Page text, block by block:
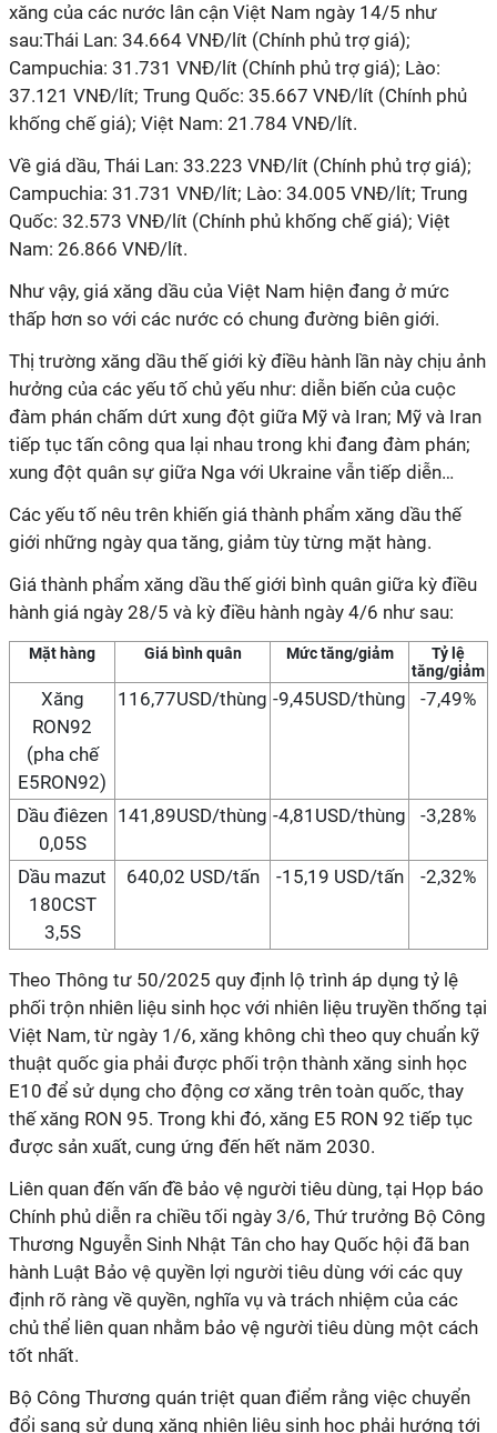
xăng của các nước lân cận Việt Nam ngày 14/5 như
sau:Thái Lan: 34.664 VNĐ/lít (Chính phủ trợ giá);
Campuchia: 31.731 VNĐ/lít (Chính phủ trợ giá); Lào:
37.121 VNĐ/lít; Trung Quốc: 35.667 VNĐ/lít (Chính phủ
khống chế giá); Việt Nam: 21.784 VNĐ/lít.
Về giá dầu, Thái Lan: 33.223 VNĐ/lít (Chính phủ trợ giá);
Campuchia: 31.731 VNĐ/lít; Lào: 34.005 VNĐ/lít; Trung
Quốc: 32.573 VNĐ/lít (Chính phủ khống chế giá); Việt
Nam: 26.866 VNĐ/lít.
Như vậy, giá xăng dầu của Việt Nam hiện đang ở mức
thấp hơn so với các nước có chung đường biên giới.
Thị trường xăng dầu thế giới kỳ điều hành lần này chịu ảnh
hưởng của các yếu tố chủ yếu như: diễn biến của cuộc
đàm phán chấm dứt xung đột giữa Mỹ và Iran; Mỹ và Iran
tiếp tục tấn công qua lại nhau trong khi đang đàm phán;
xung đột quân sự giữa Nga với Ukraine vẫn tiếp diễn…
Các yếu tố nêu trên khiến giá thành phẩm xăng dầu thế
giới những ngày qua tăng, giảm tùy từng mặt hàng.
Giá thành phẩm xăng dầu thế giới bình quân giữa kỳ điều
hành giá ngày 28/5 và kỳ điều hành ngày 4/6 như sau:
Mặt hàng Giá bình quân Mức tăng/giảm
Tỷ lệ
tăng/giảm
Xăng
RON92
(pha chế
E5RON92)
116,77USD/thùng -9,45USD/thùng -7,49%
Dầu điêzen
0,05S
141,89USD/thùng -4,81USD/thùng -3,28%
Dầu mazut
180CST
3,5S
640,02 USD/tấn -15,19 USD/tấn -2,32%
Theo Thông tư 50/2025 quy định lộ trình áp dụng tỷ lệ
phối trộn nhiên liệu sinh học với nhiên liệu truyền thống tại
Việt Nam, từ ngày 1/6, xăng không chì theo quy chuẩn kỹ
thuật quốc gia phải được phối trộn thành xăng sinh học
E10 để sử dụng cho động cơ xăng trên toàn quốc, thay
thế xăng RON 95. Trong khi đó, xăng E5 RON 92 tiếp tục
được sản xuất, cung ứng đến hết năm 2030.
Liên quan đến vấn đề bảo vệ người tiêu dùng, tại Họp báo
Chính phủ diễn ra chiều tối ngày 3/6, Thứ trưởng Bộ Công
Thương Nguyễn Sinh Nhật Tân cho hay Quốc hội đã ban
hành Luật Bảo vệ quyền lợi người tiêu dùng với các quy
định rõ ràng về quyền, nghĩa vụ và trách nhiệm của các
chủ thể liên quan nhằm bảo vệ người tiêu dùng một cách
tốt nhất.
Bộ Công Thương quán triệt quan điểm rằng việc chuyển
đổi sang sử dụng xăng nhiên liệu sinh học phải hướng tới